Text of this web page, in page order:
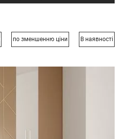
по зменшенню ціни В наявності